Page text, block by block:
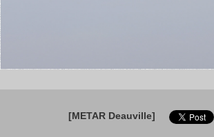
[METAR Deauville]